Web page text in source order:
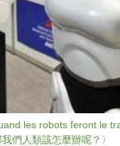
les robots feront le
們人類該怎麼辦呢？〉